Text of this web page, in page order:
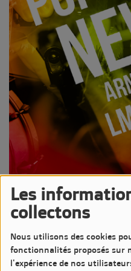
Les
collectons
Nous utilisons des cookies
fonctionnalités proposés sur
l'expérience de nos
09 FÉVRIER 2026 - 1079
Écouter le podcast
Podcast de l'émission Pop-
Diffusée le Lundi 9